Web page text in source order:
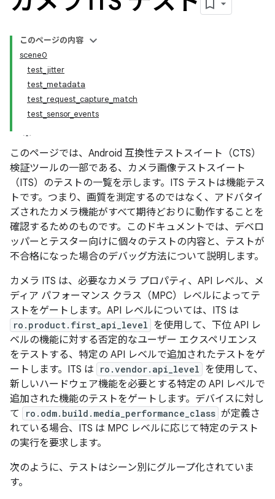
このページの内容
scene0
test_jitter
test_metadata
test_request_capture_match
test_sensor_events
このページでは、Android 互換性テストスイート（CTS）
検証ツールの一部である、カメラ画像テストスイート
（ITS）のテストの一覧を示します。ITS テストは機能テス
トです。つまり、画質を測定するのではなく、アドバタイ
ズされたカメラ機能がすべて期待どおりに動作することを
確認するためのものです。このドキュメントでは、デベロ
ッパーとテスター向けに個々のテストの内容と、テストが
不合格になった場合のデバッグ方法について説明します。
カメラ ITS は、必要なカメラ プロパティ、API レベル、メ
ディア パフォーマンス クラス（MPC）レベルによってテ
ストをゲートします。API レベルについては、ITS は
ro.product.first_api_level を使用して、下位 API レ
ベルの機能に対する否定的なユーザー エクスペリエンス
をテストする、特定の API レベルで追加されたテストをゲ
ートします。ITS は
ro.vendor.api_level を使用して、
新しいハードウェア機能を必要とする特定の API レベルで
追加された機能のテストをゲートします。デバイスに対し
て
ro.odm.build.media_performance_class が定義さ
れている場合、ITS は MPC レベルに応じて特定のテスト
の実行を要求します。
次のように、テストはシーン別にグループ化されていま
す。